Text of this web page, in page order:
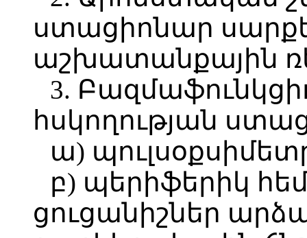
ստացիոնար
աշխատանքային
3.
հսկողության
ա)
բ) պերիֆերիկ
ցուցանիշներ